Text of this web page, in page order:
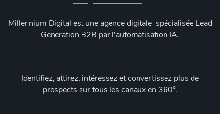
Millennium Digital est une agence digitale spécialisée Lead
Generation B2B par l'automatisation IA.
Identifiez, attirez, intéressez et convertissez plus de
prospects sur tous les canaux en 360°.